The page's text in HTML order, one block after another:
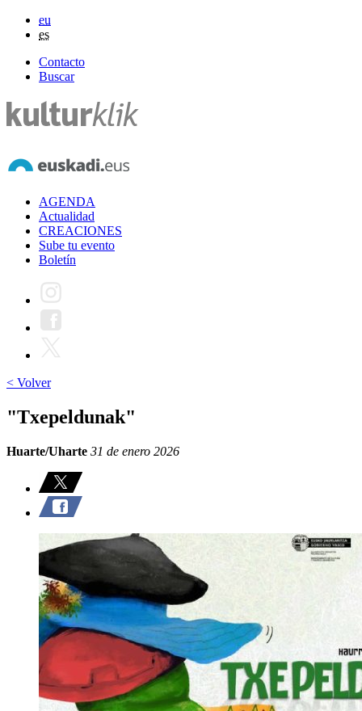
eu
es
Contacto
Buscar
AGENDA
Actualidad
CREACIONES
Sube tu evento
Boletín
< Volver
"Txepeldunak"
Huarte/Uharte 31 de enero 2026